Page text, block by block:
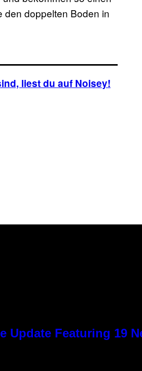
den doppelten Boden in
liest du auf Noisey!
Update Featuring 19